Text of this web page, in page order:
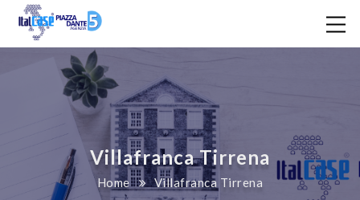
Villafranca Tirrena
Home Villafranca Tirrena